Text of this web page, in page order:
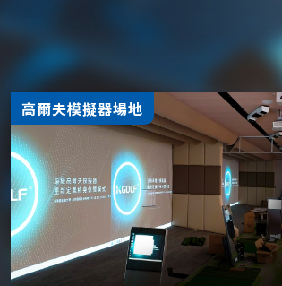
高爾夫模擬器場地